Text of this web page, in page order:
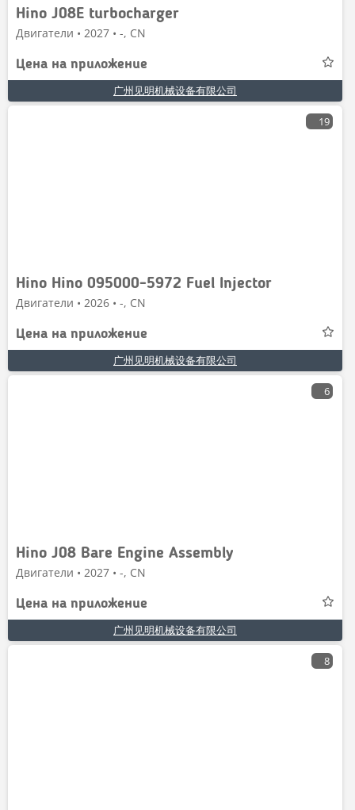
Hino J08E turbocharger
Двигатели • 2027 • -, CN
Цена на приложение
广州见明机械设备有限公司
19
Hino Hino 095000-5972 Fuel Injector
Двигатели • 2026 • -, CN
Цена на приложение
广州见明机械设备有限公司
6
Hino J08 Bare Engine Assembly
Двигатели • 2027 • -, CN
Цена на приложение
广州见明机械设备有限公司
8